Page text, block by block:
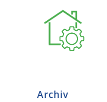
Archiv